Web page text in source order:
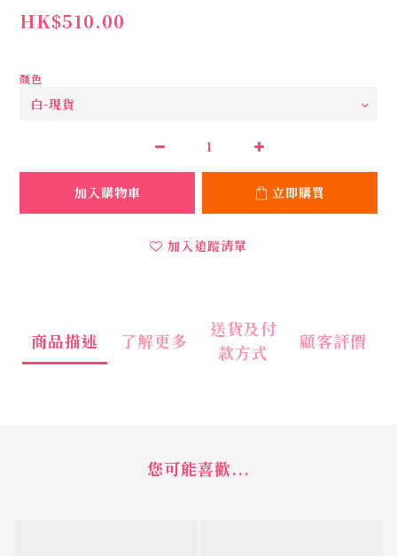
HK$510.00
顏色
加入購物車 立即購買
加入追蹤清單
商品描述 了解更多
送貨及付
款方式
顧客評價
您可能喜歡...